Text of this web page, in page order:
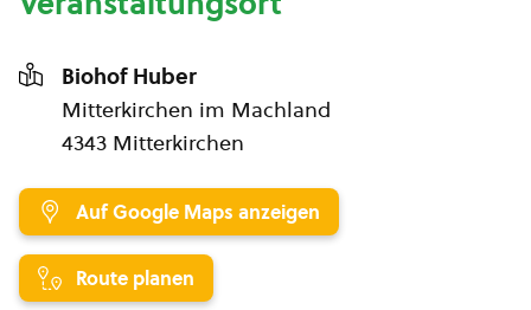
Biohof Huber
Mitterkirchen im Machland
4343 Mitterkirchen
Auf Google Maps anzeigen
Route planen